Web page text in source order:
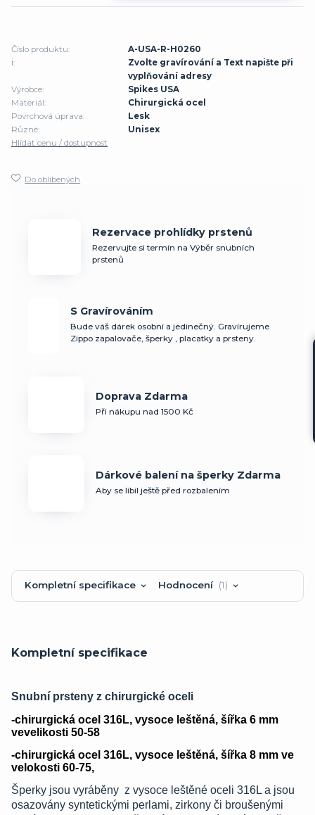
Číslo produktu:
A-USA-R-H0260
ℹ️:
Zvolte gravírování a Text napište při
vyplňování adresy
Výrobce:
Spikes USA
Materiál:
Chirurgická ocel
Povrchová úprava:
Lesk
Různé:
Unisex
Hlídat cenu / dostupnost
Do oblíbených
Rezervace prohlídky prstenů
Rezervujte si termín na Výběr snubních
prstenů
S Gravírováním
Bude váš dárek osobní a jedinečný. Gravírujeme
Zippo zapalovače, šperky , placatky a prsteny.
Doprava Zdarma
Při nákupu nad 1500 Kč
Dárkové balení na šperky Zdarma
Aby se líbil ještě před rozbalením
Kompletní specifikace Hodnocení 1
Kompletní specifikace
Snubní prsteny z chirurgické oceli
-chirurgická ocel 316L, vysoce leštěná, šířka 6 mm
vevelikosti 50-58
-chirurgická ocel 316L, vysoce leštěná, šířka 8 mm ve
velokosti 60-75,
Šperky jsou vyráběny z vysoce leštěné oceli 316L a jsou
osazovány syntetickými perlami, zirkony či broušenými